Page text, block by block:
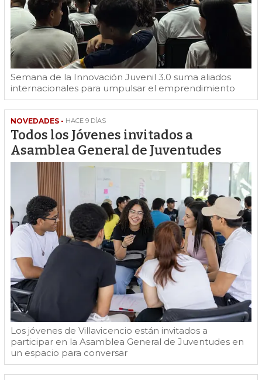
Semana de la Innovación Juvenil 3.0 suma aliados
internacionales para umpulsar el emprendimiento
NOVEDADES - HACE 9 DÍAS
Todos los Jóvenes invitados a
Asamblea General de Juventudes
Los jóvenes de Villavicencio están invitados a
participar en la Asamblea General de Juventudes en
un espacio para conversar